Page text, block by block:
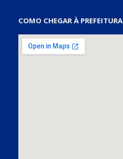
COMO CHEGAR À PREFEITURA